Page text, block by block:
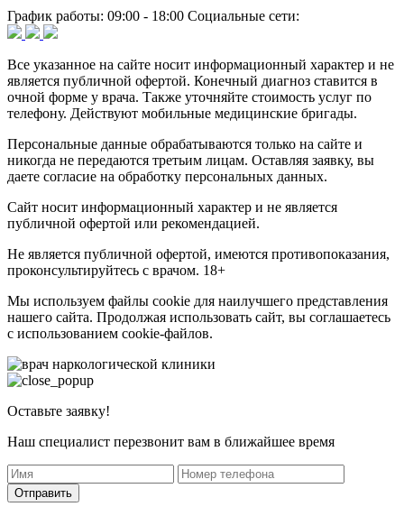
График работы: 09:00 - 18:00 Социальные сети:
Все указанное на сайте носит информационный характер и не
является публичной офертой. Конечный диагноз ставится в
очной форме у врача. Также уточняйте стоимость услуг по
телефону. Действуют мобильные медицинские бригады.
Персональные данные обрабатываются только на сайте и
никогда не передаются третьим лицам. Оставляя заявку, вы
даете согласие на обработку персональных данных.
Сайт носит информационный характер и не является
публичной офертой или рекомендацией.
Не является публичной офертой, имеются противопоказания,
проконсультируйтесь с врачом. 18+
Мы используем файлы cookie для наилучшего представления
нашего сайта. Продолжая использовать сайт, вы соглашаетесь
с использованием cookie-файлов.
Оставьте заявку!
Наш специалист перезвонит вам в ближайшее время
Отправить